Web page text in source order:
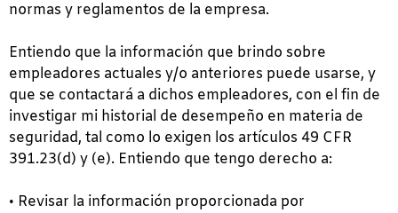
normas y reglamentos de la empresa.
Entiendo que la información que brindo sobre
empleadores actuales y/o anteriores puede usarse, y
que se contactará a dichos empleadores, con el fin de
investigar mi historial de desempeño en materia de
seguridad, tal como lo exigen los artículos 49 CFR
391.23(d) y (e). Entiendo que tengo derecho a:
• Revisar la información proporcionada por